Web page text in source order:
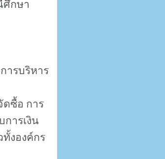
ศึกษา
ารบริหาร
ดซื้อ การ
ารเงิน
งองค์กร